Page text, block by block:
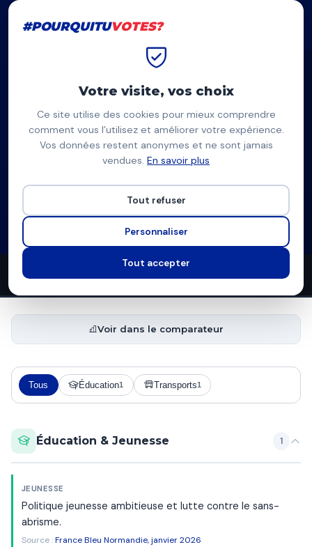
#POURQUITUVOTES?
AG
Aurélien Guidi
Liste de La France insoumise
2propositions2thèmes couverts9candidats en lice
Voir dans le comparateur
Tous Éducation1 Transports1
Éducation & Jeunesse 1
JEUNESSE
Politique jeunesse ambitieuse et lutte contre le sans-
abrisme.
Source :France Bleu Normandie, janvier 2026
#POURQUITUVOTES?
Votre visite, vos choix
Ce site utilise des cookies pour mieux comprendre
comment vous l’utilisez et améliorer votre expérience.
Vos données restent anonymes et ne sont jamais
vendues. En savoir plus
Tout refuser
Personnaliser
Tout accepter